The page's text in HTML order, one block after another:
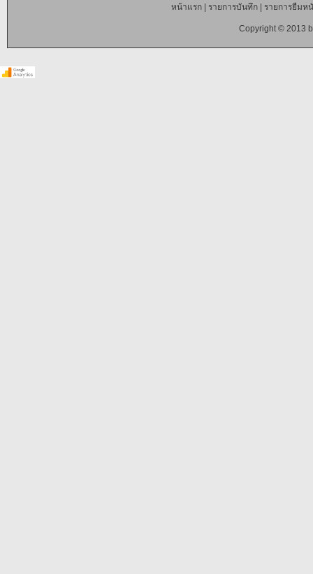
หน้าแรก| รายการบันทึก| รายการยืมห
Copyright © 2013